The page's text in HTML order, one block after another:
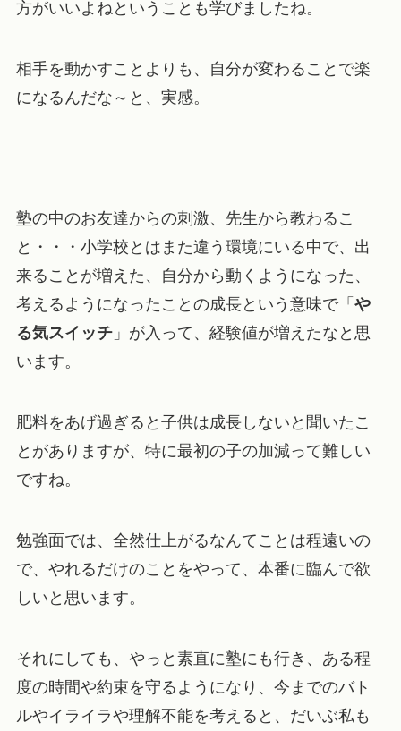
方がいいよねということも学びましたね。
相手を動かすことよりも、自分が変わることで楽
になるんだな～と、実感。
塾の中のお友達からの刺激、先生から教わるこ
と・・・小学校とはまた違う環境にいる中で、出
来ることが増えた、自分から動くようになった、
考えるようになったことの成長という意味で「 や
る気スイッチ」が入って、経験値が増えたなと思
います。
肥料をあげ過ぎると子供は成長しない と聞いたこ
とがありますが、特に最初の子の加減って難しい
ですね。
勉強面では、全然仕上がるなんてことは程遠いの
で、やれるだけのことをやって、本番に臨んで欲
しいと思います。
それにしても、やっと素直に塾にも行き、ある程
度の時間や約束を守るようになり、今までのバト
ルやイライラや理解不能を考えると、だいぶ私も